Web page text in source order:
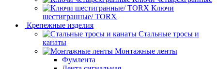
Ключи
шестигранные/ TORX
Крепежные изделия
Стальные тросы и
канаты
Монтажные ленты
Фумлента